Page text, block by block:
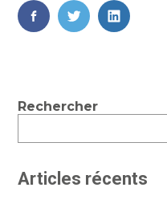
FaceBook
TwitterLinkedIn
Blog
Rechercher
Articles récents